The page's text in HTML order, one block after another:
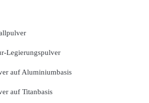
Legierungspulver
auf Aluminiumbasis
auf Titanbasis